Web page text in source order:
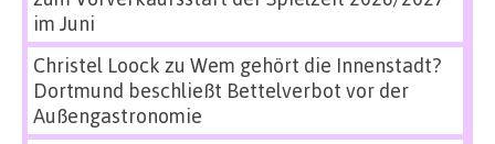
im Juni
Christel Loock zu Wem gehört die Innenstadt?
Dortmund beschließt Bettelverbot vor der
Außengastronomie